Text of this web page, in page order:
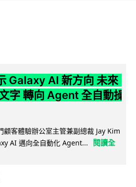
Galaxy AI 新方向 未來
字 轉向 Agent 全自動操
客體驗辦公室主管兼副總裁 Jay Kim
AI 邁向全自動化 Agent...
閱讀全